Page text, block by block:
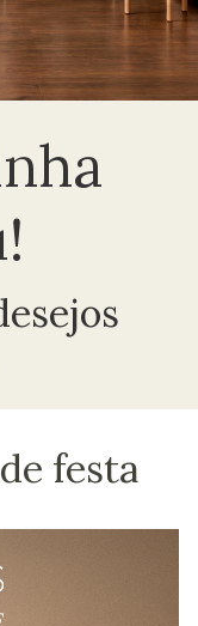
festa